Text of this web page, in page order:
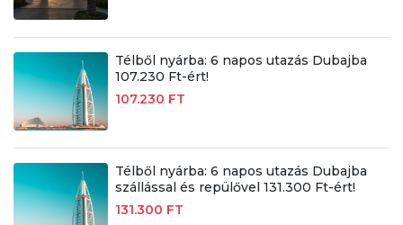
Télből nyárba: 6 napos utazás Dubajba
107.230 Ft-ért!
107.230 FT
Télből nyárba: 6 napos utazás Dubajba
szállással és repülővel 131.300 Ft-ért!
131.300 FT